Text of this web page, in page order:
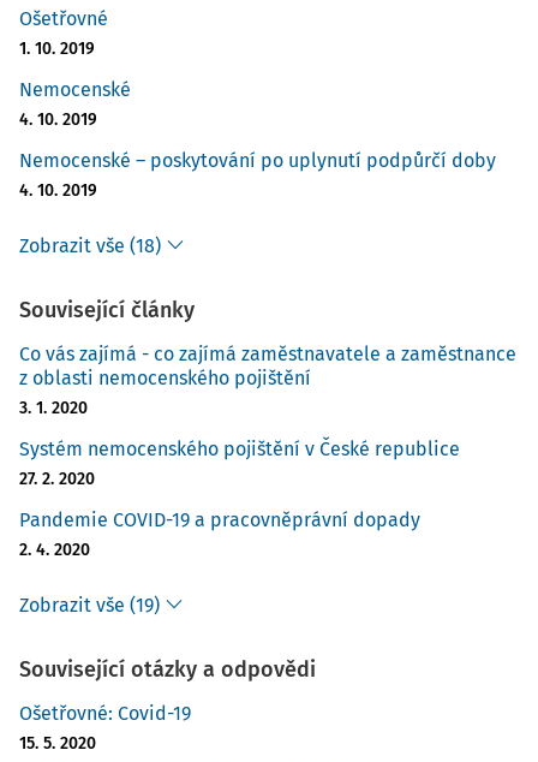
Ošetřovné
1. 10. 2019
Nemocenské
4. 10. 2019
Nemocenské – poskytování po uplynutí podpůrčí doby
4. 10. 2019
Zobrazit vše (18)
Související články
Co vás zajímá - co zajímá zaměstnavatele a zaměstnance
z oblasti nemocenského pojištění
3. 1. 2020
Systém nemocenského pojištění v České republice
27. 2. 2020
Pandemie COVID-19 a pracovněprávní dopady
2. 4. 2020
Zobrazit vše (19)
Související otázky a odpovědi
Ošetřovné: Covid-19
15. 5. 2020